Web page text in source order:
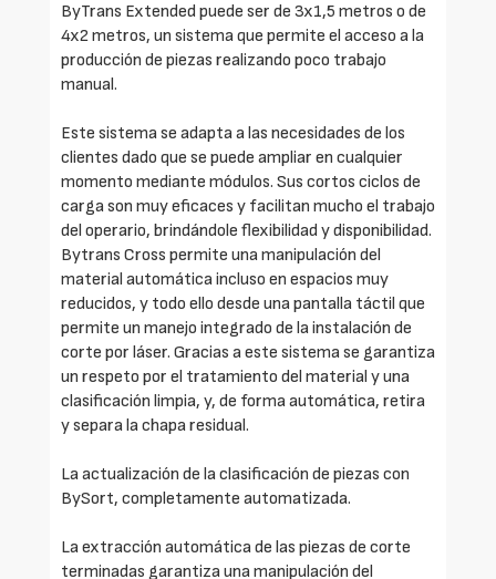
ByTrans Extended puede ser de 3x1,5 metros o de
4x2 metros, un sistema que permite el acceso a la
producción de piezas realizando poco trabajo
manual.
Este sistema se adapta a las necesidades de los
clientes dado que se puede ampliar en cualquier
momento mediante módulos. Sus cortos ciclos de
carga son muy eficaces y facilitan mucho el trabajo
del operario, brindándole flexibilidad y disponibilidad.
Bytrans Cross permite una manipulación del
material automática incluso en espacios muy
reducidos, y todo ello desde una pantalla táctil que
permite un manejo integrado de la instalación de
corte por láser. Gracias a este sistema se garantiza
un respeto por el tratamiento del material y una
clasificación limpia, y, de forma automática, retira
y separa la chapa residual.
La actualización de la clasificación de piezas con
BySort, completamente automatizada.
La extracción automática de las piezas de corte
terminadas garantiza una manipulación del